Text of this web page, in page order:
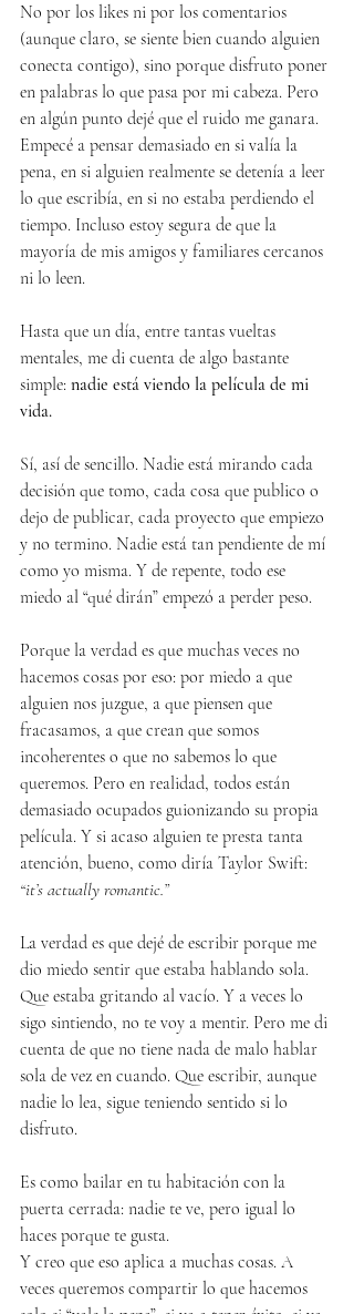
No por los likes ni por los comentarios
(aunque claro, se siente bien cuando alguien
conecta contigo), sino porque disfruto poner
en palabras lo que pasa por mi cabeza. Pero
en algún punto dejé que el ruido me ganara.
Empecé a pensar demasiado en si valía la
pena, en si alguien realmente se detenía a leer
lo que escribía, en si no estaba perdiendo el
tiempo. Incluso estoy segura de que la
mayoría de mis amigos y familiares cercanos
ni lo leen.
Hasta que un día, entre tantas vueltas
mentales, me di cuenta de algo bastante
simple: nadie está viendo la película de mi
vida.
Sí, así de sencillo. Nadie está mirando cada
decisión que tomo, cada cosa que publico o
dejo de publicar, cada proyecto que empiezo
y no termino. Nadie está tan pendiente de mí
como yo misma. Y de repente, todo ese
miedo al “qué dirán” empezó a perder peso.
Porque la verdad es que muchas veces no
hacemos cosas por eso: por miedo a que
alguien nos juzgue, a que piensen que
fracasamos, a que crean que somos
incoherentes o que no sabemos lo que
queremos. Pero en realidad, todos están
demasiado ocupados guionizando su propia
película. Y si acaso alguien te presta tanta
atención, bueno, como diría Taylor Swift:
“it’s actually romantic.”
La verdad es que dejé de escribir porque me
dio miedo sentir que estaba hablando sola.
Que estaba gritando al vacío. Y a veces lo
sigo sintiendo, no te voy a mentir. Pero me di
cuenta de que no tiene nada de malo hablar
sola de vez en cuando. Que escribir, aunque
nadie lo lea, sigue teniendo sentido si lo
disfruto.
Es como bailar en tu habitación con la
puerta cerrada: nadie te ve, pero igual lo
haces porque te gusta.
Y creo que eso aplica a muchas cosas. A
veces queremos compartir lo que hacemos